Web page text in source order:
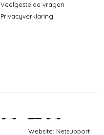
Veelgestelde vragen
Privacyverklaring
Website: Netsupport